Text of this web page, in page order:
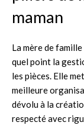
maman
La mère de
quel point la
les pièces. Elle
meilleure
dévolu à la
respecté avec